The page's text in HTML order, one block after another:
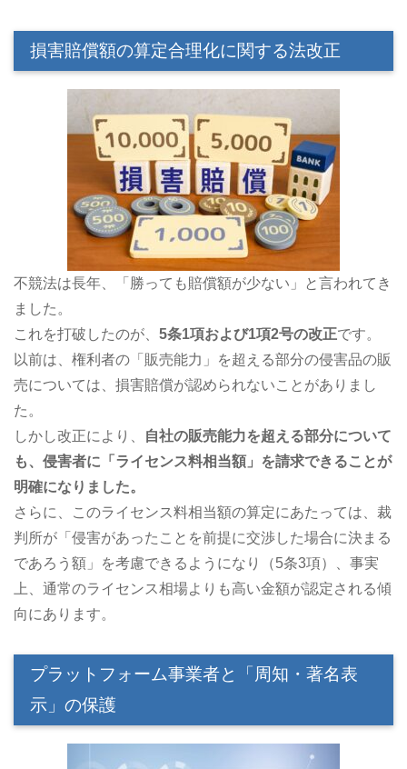
損害賠償額の算定合理化に関する法改正
不競法は長年、「勝っても賠償額が少ない」と言われてき
ました。
これを打破したのが、 5条1項および1項2号の改正です。
以前は、権利者の「販売能力」を超える部分の侵害品の販
売については、損害賠償が認められないことがありまし
た。
しかし改正により、
自社の販売能力を超える部分について
も、侵害者に「ライセンス料相当額」を請求できることが
明確になりました。
さらに、このライセンス料相当額の算定にあたっては、裁
判所が「侵害があったことを前提に交渉した場合に決まる
であろう額」を考慮できるようになり（5条3項）、事実
上、通常のライセンス相場よりも高い金額が認定される傾
向にあります。
プラットフォーム事業者と「周知・著名表
示」の保護